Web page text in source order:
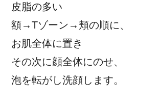
皮脂の多い
額→Tゾーン→頬の順に、
お肌全体に置き
その次に顔全体にのせ、
泡を転がし洗顔します。